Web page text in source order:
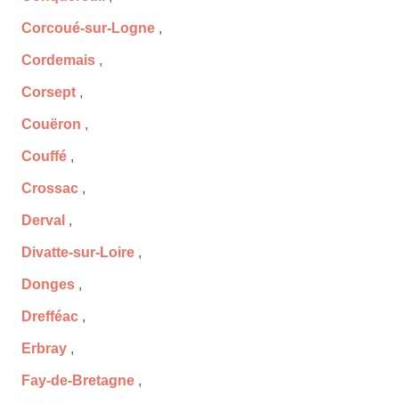
Corcoué-sur-Logne ,
Cordemais ,
Corsept ,
Couëron ,
Couffé ,
Crossac ,
Derval ,
Divatte-sur-Loire ,
Donges ,
Drefféac ,
Erbray ,
Fay-de-Bretagne ,